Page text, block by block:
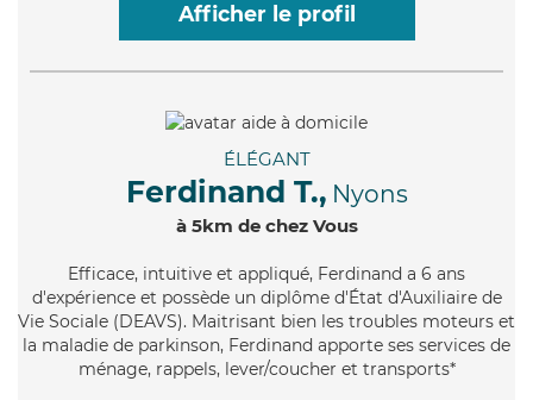
Afficher le profil
ÉLÉGANT
Ferdinand T., Nyons
à 5km de chez Vous
Efficace, intuitive et appliqué, Ferdinand a 6 ans
d'expérience et possède un diplôme d'État d'Auxiliaire de
Vie Sociale (DEAVS). Maitrisant bien les troubles moteurs et
la maladie de parkinson, Ferdinand apporte ses services de
ménage, rappels, lever/coucher et transports*